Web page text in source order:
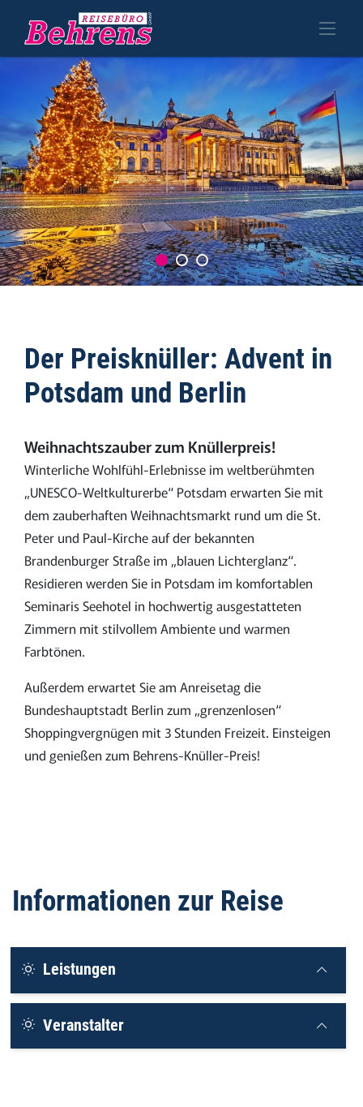
Der Preisknüller: Advent in
Potsdam und Berlin
Weihnachtszauber zum Knüllerpreis!
Winterliche Wohlfühl-Erlebnisse im weltberühmten
„UNESCO-Weltkulturerbe“ Potsdam erwarten Sie mit
dem zauberhaften Weihnachtsmarkt rund um die St.
Peter und Paul-Kirche auf der bekannten
Brandenburger Straße im „blauen Lichterglanz“.
Residieren werden Sie in Potsdam im komfortablen
Seminaris Seehotel in hochwertig ausgestatteten
Zimmern mit stilvollem Ambiente und warmen
Farbtönen.
Außerdem erwartet Sie am Anreisetag die
Bundeshauptstadt Berlin zum „grenzenlosen“
Shoppingvergnügen mit 3 Stunden Freizeit. Einsteigen
und genießen zum Behrens-Knüller-Preis!
Informationen zur Reise
Leistungen
Veranstalter